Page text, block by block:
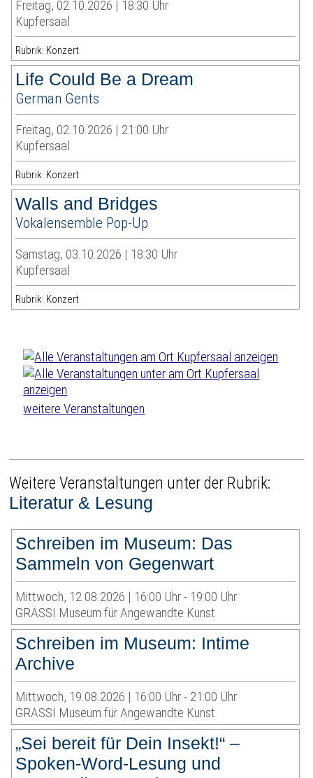
Freitag, 02.10.2026 | 18:30 Uhr
Kupfersaal
Rubrik: Konzert
Life Could Be a Dream
German Gents
Freitag, 02.10.2026 | 21:00 Uhr
Kupfersaal
Rubrik: Konzert
Walls and Bridges
Vokalensemble Pop-Up
Samstag, 03.10.2026 | 18:30 Uhr
Kupfersaal
Rubrik: Konzert
weitere Veranstaltungen
Weitere Veranstaltungen unter der Rubrik:
Literatur & Lesung
Schreiben im Museum: Das
Sammeln von Gegenwart
Mittwoch, 12.08.2026 | 16:00 Uhr - 19:00 Uhr
GRASSI Museum für Angewandte Kunst
Schreiben im Museum: Intime
Archive
Mittwoch, 19.08.2026 | 16:00 Uhr - 21:00 Uhr
GRASSI Museum für Angewandte Kunst
„Sei bereit für Dein Insekt!“ –
Spoken-Word-Lesung und